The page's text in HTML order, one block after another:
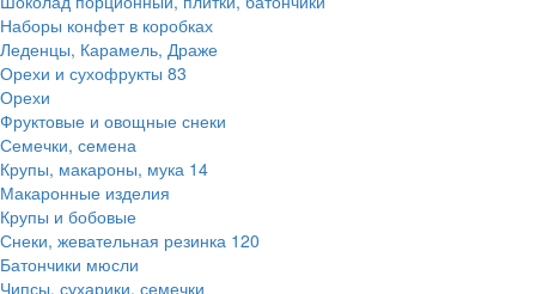
Наборы конфет в коробках
Леденцы, Карамель, Драже
Орехи и сухофрукты 83
Орехи
Фруктовые и овощные снеки
Семечки, семена
Крупы, макароны, мука 14
Макаронные изделия
Крупы и бобовые
Снеки, жевательная резинка 120
Батончики мюсли
Чипсы, сухарики, семечки